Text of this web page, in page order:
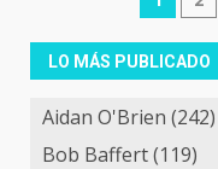
de
LO MÁS PUBLICADO
Aidan O'Brien (242)
Bob Baffert(119)